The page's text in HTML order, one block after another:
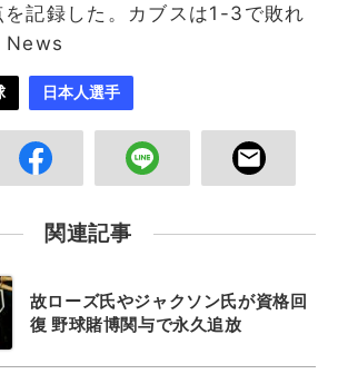
を記録した。カブスは1-3で敗れ
News
日本人選手
関連記事
故ローズ氏やジャクソン氏が資格回
復 野球賭博関与で永久追放